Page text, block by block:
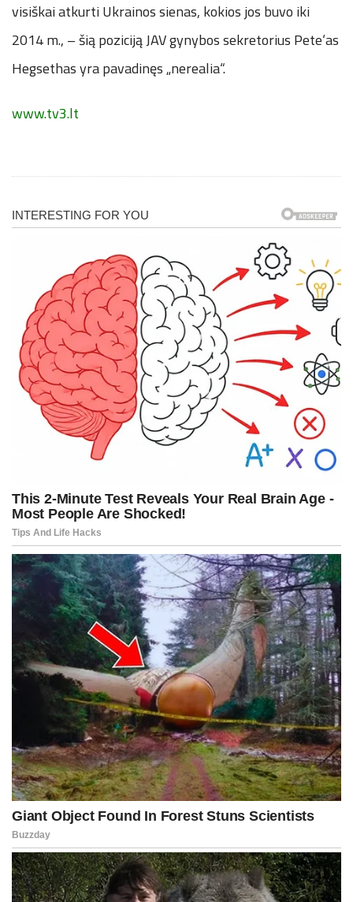
visiškai atkurti Ukrainos sienas, kokios jos buvo iki
2014 m., – šią poziciją JAV gynybos sekretorius Pete‘as
Hegsethas yra pavadinęs „nerealia“.
www.tv3.lt